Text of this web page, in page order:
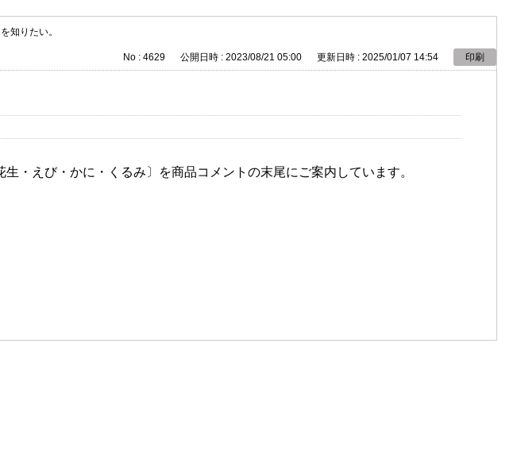
知りたい。
No : 4629 公開日時 : 2023/08/21 05:00 更新日時 : 2025/01/07 14:54 印刷
・えび・かに・くるみ〕を商品コメントの末尾にご案内しています。